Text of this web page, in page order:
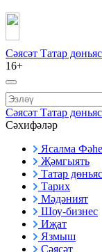
Сәясәт Татар
16+
Сәясәт Татар
Сәхифәләр
Ясалма
Җәмгыять
Татар
Тарих
Мәдәният
Шоу-бизнес
Иҗат
Язмыш
Сәясәт